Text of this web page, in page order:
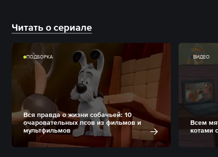
Читать о сериале
ПОДБОРКА
Вся правда о жизни собачьей: 10
очаровательных псов из фильмов и
мультфильмов
ВИДЕО
Всем
котами